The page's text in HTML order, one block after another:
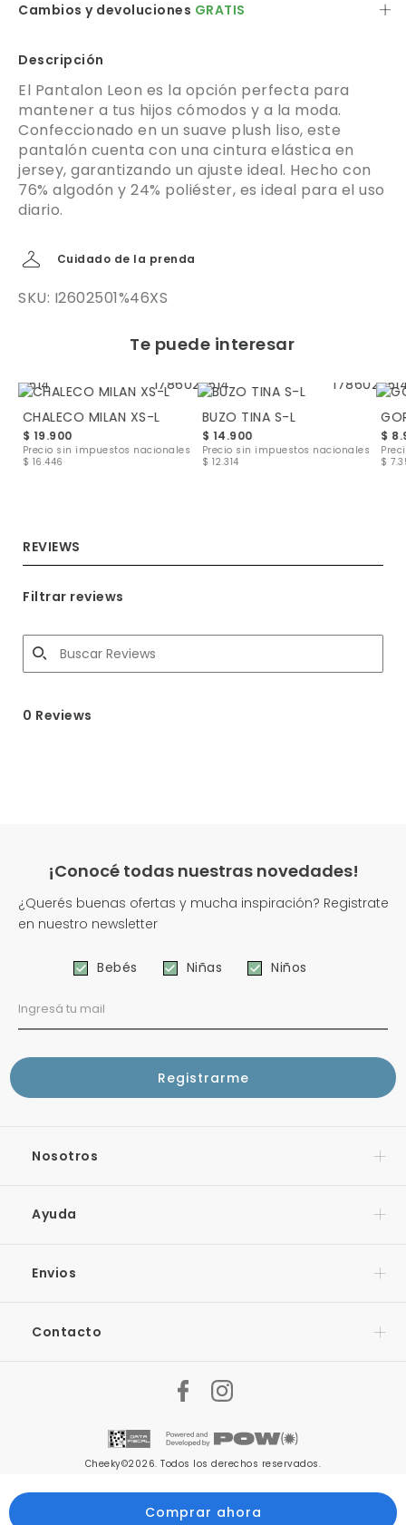
Cambios y devoluciones GRATIS
Descripción
El Pantalon Leon es la opción perfecta para
mantener a tus hijos cómodos y a la moda.
Confeccionado en un suave plush liso, este
pantalón cuenta con una cintura elástica en
jersey, garantizando un ajuste ideal. Hecho con
76% algodón y 24% poliéster, es ideal para el uso
diario.
Cuidado de la prenda
SKU: I2602501%46XS
Te puede interesar
CHALECO MILAN XS-L
$ 19.900
Precio sin impuestos nacionales
$ 16.446
BUZO TINA S-L
$ 14.900
Precio sin impuestos nacionales
$ 12.314
$
$
REVIEWS
Filtrar reviews
0 Reviews
¡Conocé todas nuestras novedades!
¿Querés buenas ofertas y mucha inspiración? Registrate
en nuestro newsletter
Bebés Niñas Niños
Nosotros
Ayuda
Envios
Contacto
Cheeky©2026. Todos los derechos reservados.